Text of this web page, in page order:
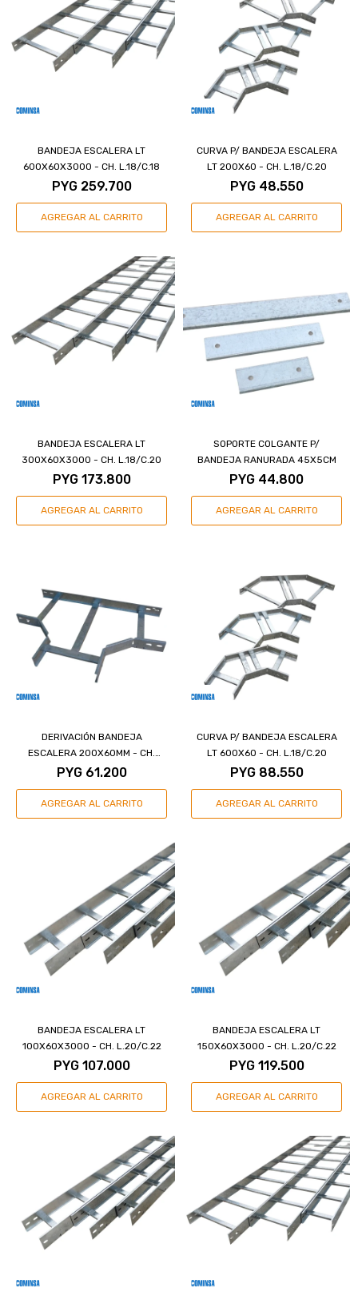
BANDEJA ESCALERA LT
600X60X3000 - CH. L.18/C.18
PYG 259.700
CURVA P/ BANDEJA ESCALERA
LT 200X60 - CH. L.18/C.20
PYG 48.550
BANDEJA ESCALERA LT
300X60X3000 - CH. L.18/C.20
PYG 173.800
SOPORTE COLGANTE P/
BANDEJA RANURADA 45X5CM
PYG 44.800
DERIVACIÓN BANDEJA
ESCALERA 200X60MM - CH.
L.18/C.20
PYG 61.200
CURVA P/ BANDEJA ESCALERA
LT 600X60 - CH. L.18/C.20
PYG 88.550
BANDEJA ESCALERA LT
100X60X3000 - CH. L.20/C.22
PYG 107.000
BANDEJA ESCALERA LT
150X60X3000 - CH. L.20/C.22
PYG 119.500